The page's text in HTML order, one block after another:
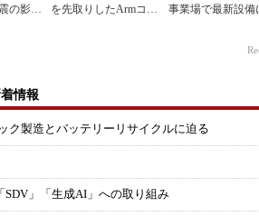
の影響
を先取りしたArmコア
事業場で最新設備
情報
ク製造とバッテリーリサイクルに迫る
」「生成AI」への取り組み